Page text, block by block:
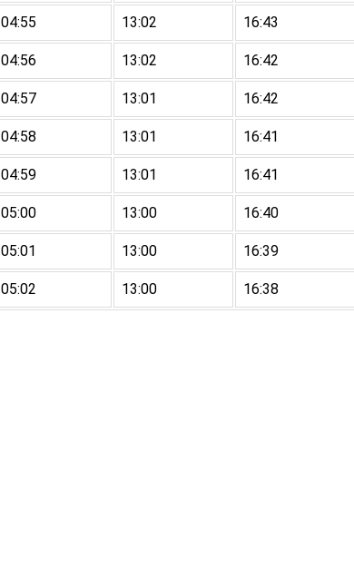
04:55 13:02 16:43
04:56 13:02 16:42
04:57 13:01 16:42
04:58 13:01 16:41
04:59 13:01 16:41
05:00 13:00 16:40
05:01 13:00 16:39
05:02 13:00 16:38